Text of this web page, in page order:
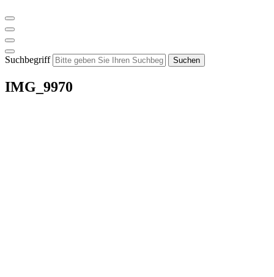
Suchbegriff Suchen
IMG_9970